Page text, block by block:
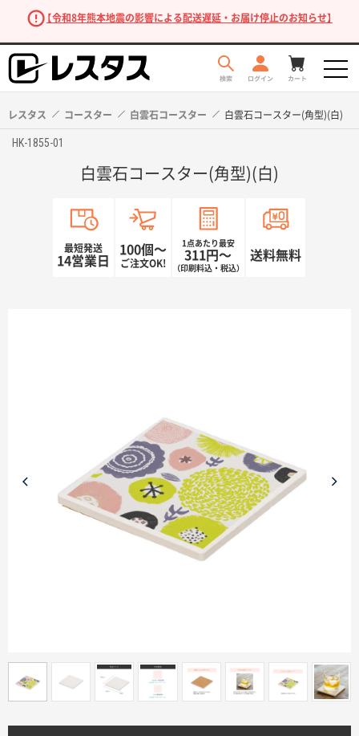
【令和8年熊本地震の影響による配送遅延・お届け停止のお知らせ】
商品カテゴリーから探す
ターゲットから探す
印刷色から探す
サイトメニュー
レスタス コースター 白雲石コースター 白雲石コースター(角型)(白)
HK-1855-01
白雲石コースター(角型)(白)
最短発送
14営業日
100個〜
ご注文OK!
1点あたり最安
311円〜
（印刷料込・税込）
送料無料